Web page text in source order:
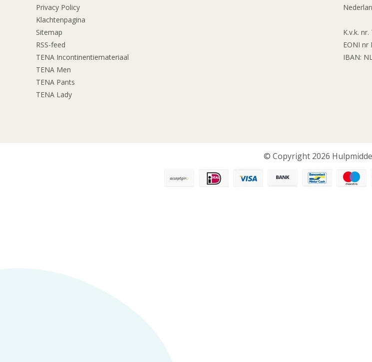
Privacy Policy
Klachtenpagina
Sitemap
RSS-feed
TENA Incontinentiemateriaal
TENA Men
TENA Pants
TENA Lady
K.v.k.
EONI nr
IBAN:
© Copyright 2026